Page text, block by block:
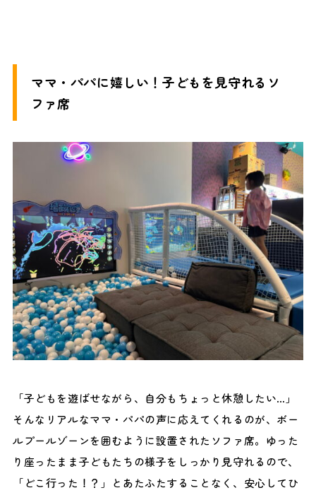
ママ・パパに嬉しい！子どもを見守れるソ
ファ席
「子どもを遊ばせながら、自分もちょっと休憩したい…」
そんなリアルなママ・パパの声に応えてくれるのが、ボー
ルプールゾーンを囲むように設置されたソファ席。ゆった
り座ったまま子どもたちの様子をしっかり見守れるので、
「どこ行った！？」とあたふたすることなく、安心してひ